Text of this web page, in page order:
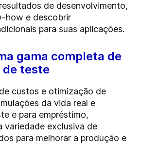
de desenvolvimento,
how e descobrir
para suas aplicações.
gama completa de
de teste
custos e otimização de
da vida real e
e para empréstimo,
variedade exclusiva de
para melhorar a produção e